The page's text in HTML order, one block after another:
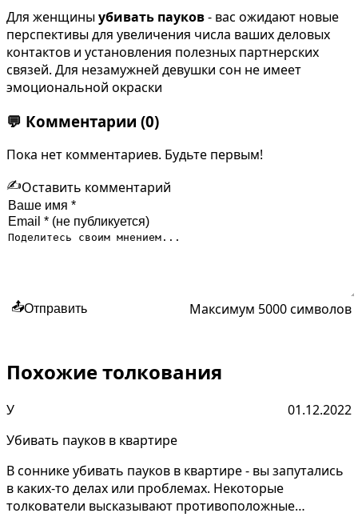
Для женщиныубивать пауков- вас ожидают новые
перспективы для увеличения числа ваших деловых
контактов и установления полезных партнерских
связей. Для незамужней девушки сон не имеет
эмоциональной окраски
💬 Комментарии (0)
Пока нет комментариев. Будьте первым!
✍️Оставить комментарий
📤Отправить Максимум 5000 символов
Похожие толкования
У
01.12.2022
Убивать пауков в квартире
В соннике убивать пауков в квартире - вы запутались
в каких-то делах или проблемах. Некоторые
толкователи высказывают противоположные